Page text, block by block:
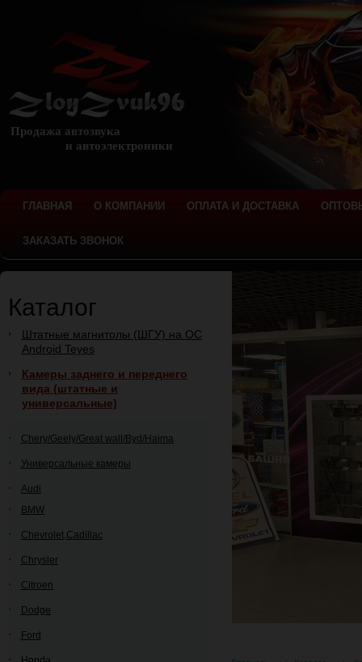
Продажа автозвука
и автоэлектроники
ГЛАВНАЯ О КОМПАНИИ ОПЛАТА И ДОСТАВКА
ЗАКАЗАТЬ ЗВОНОК
Каталог
Штатные магнитолы (ШГУ) на ОС
Android Teyes
Камеры заднего и переднего
вида (штатные и
универсальные)
Chery/Geely/Great wall/Byd/Haima
Универсальные камеры
Audi
BMW
Chevrolet,Cadillac
Chrysler
Citroen
Dodge
Ford